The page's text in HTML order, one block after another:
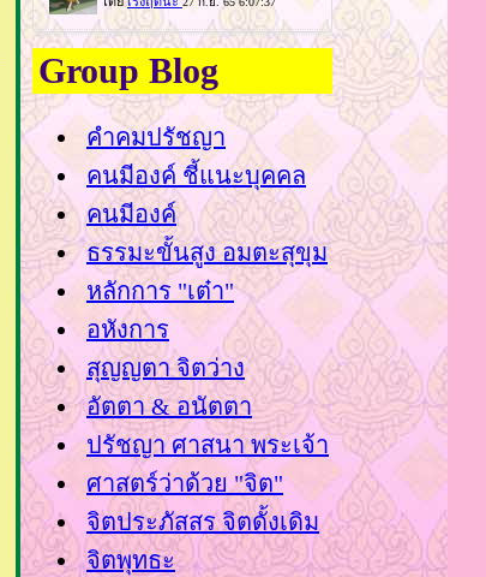
Group Blog
คำคมปรัชญา
คนมีองค์ ชี้แนะบุคคล
คนมีองค์
ธรรมะขั้นสูง อมตะสุขุม
หลักการ "เต๋า"
อหังการ
สุญญตา จิตว่าง
อัตตา & อนัตตา
ปรัชญา ศาสนา พระเจ้า
ศาสตร์ว่าด้วย "จิต"
จิตประภัสสร จิตดั้งเดิม
จิตพุทธะ